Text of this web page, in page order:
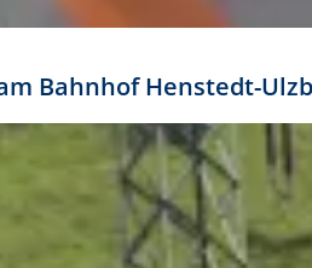
Bahnhof Henstedt-